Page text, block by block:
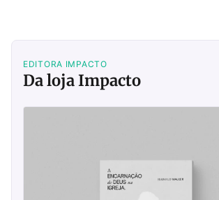
EDITORA IMPACTO
Da loja Impacto